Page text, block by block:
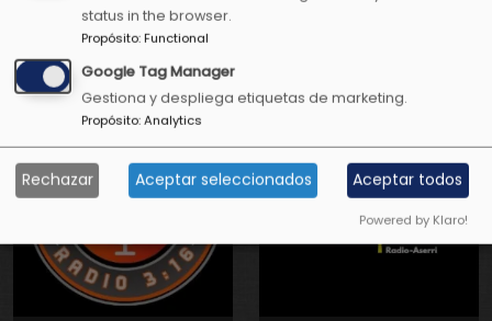
Positiva Radio
status in the browser.
Propósito:Functional
Google Tag Manager
Gestiona y despliega etiquetas de marketing.
Propósito:Analytics
Rechazar Aceptar seleccionados Aceptar todos
Powered by Klaro!